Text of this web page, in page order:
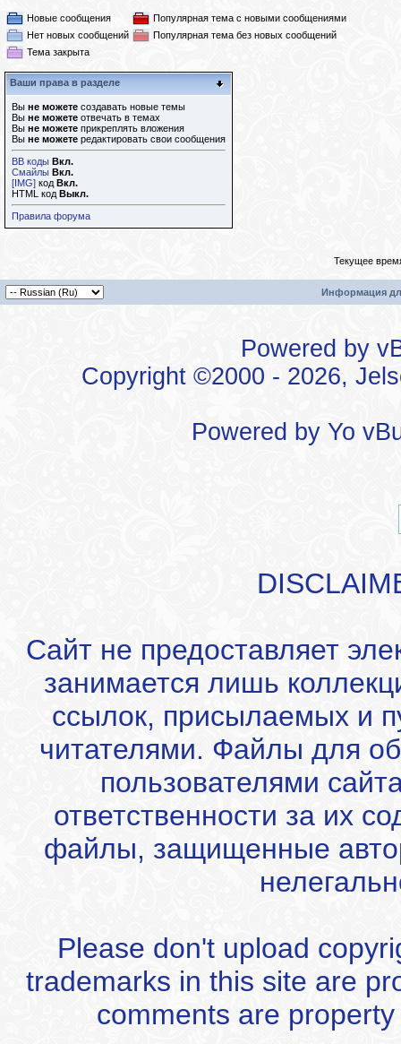
Новые сообщения
Популярная тема с новыми сообщениями
Нет новых сообщений
Популярная тема без новых сообщений
Тема закрыта
Ваши права в разделе
Вы не можете создавать новые темы
Вы не можете отвечать в темах
Вы не можете прикреплять вложения
Вы не можете редактировать свои сообщения
BB коды Вкл.
Смайлы Вкл.
[IMG] код Вкл.
HTML код Выкл.
Правила форума
Текущее
Информация
Powered by
Copyright ©2000 - 2026,
Powered by Yo
Сайт не предоставляет
занимается лишь
ссылок, присылаемых и
читателями. Файлы для
пользователями
ответственности за их
файлы, защищенные
Please don't upload
trademarks in this site are
comments are